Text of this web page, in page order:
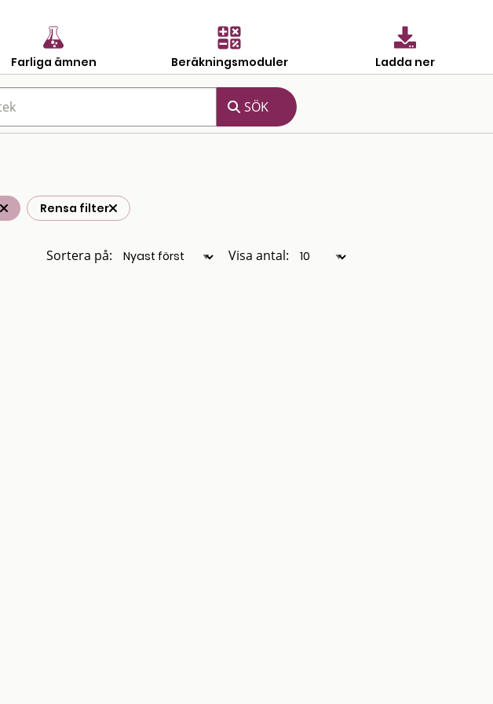
Farliga ämnen Beräkningsmoduler Ladda ner
Rensa filter
Sortera på: Visa antal: